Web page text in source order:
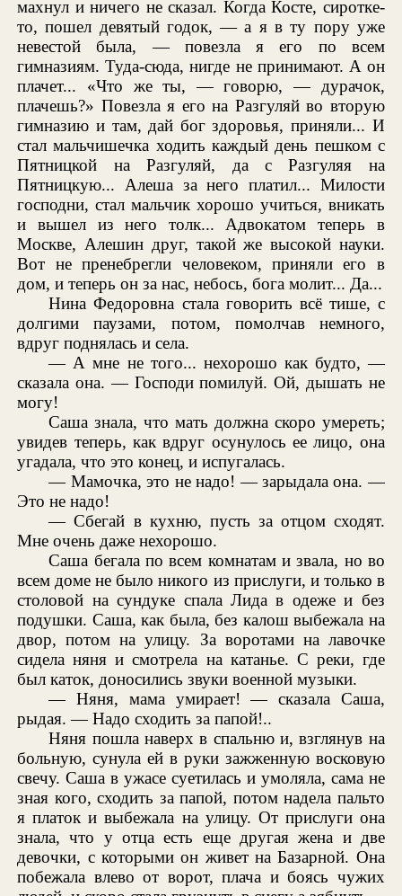
махнул и ничего не сказал. Когда Косте, сиротке-
то, пошел девятый годок, — а я в ту пору уже
невестой была, — повезла я его по всем
гимназиям. Туда-сюда, нигде не принимают. А он
плачет... «Что же ты, — говорю, — дурачок,
плачешь?» Повезла я его на Разгуляй во вторую
гимназию и там, дай бог здоровья, приняли... И
стал мальчишечка ходить каждый день пешком с
Пятницкой на Разгуляй, да с Разгуляя на
Пятницкую... Алеша за него платил... Милости
господни, стал мальчик хорошо учиться, вникать
и вышел из него толк... Адвокатом теперь в
Москве, Алешин друг, такой же высокой науки.
Вот не пренебрегли человеком, приняли его в
дом, и теперь он за нас, небось, бога молит... Да...
Нина Федоровна стала говорить всё тише, с
долгими паузами, потом, помолчав немного,
вдруг поднялась и села.
— А мне не того... нехорошо как будто, —
сказала она. — Господи помилуй. Ой, дышать не
могу!
Саша знала, что мать должна скоро умереть;
увидев теперь, как вдруг осунулось ее лицо, она
угадала, что это конец, и испугалась.
— Мамочка, это не надо! — зарыдала она. —
Это не надо!
— Сбегай в кухню, пусть за отцом сходят.
Мне очень даже нехорошо.
Саша бегала по всем комнатам и звала, но во
всем доме не было никого из прислуги, и только в
столовой на сундуке спала Лида в одеже и без
подушки. Саша, как была, без калош выбежала на
двор, потом на улицу. За воротами на лавочке
сидела няня и смотрела на катанье. С реки, где
был каток, доносились звуки военной музыки.
— Няня, мама умирает! — сказала Саша,
рыдая. — Надо сходить за папой!..
Няня пошла наверх в спальню и, взглянув на
больную, сунула ей в руки зажженную восковую
свечу. Саша в ужасе суетилась и умоляла, сама не
зная кого, сходить за папой, потом надела пальто
я платок и выбежала на улицу. От прислуги она
знала, что у отца есть еще другая жена и две
девочки, с которыми он живет на Базарной. Она
побежала влево от ворот, плача и боясь чужих